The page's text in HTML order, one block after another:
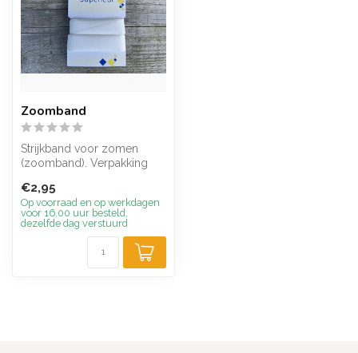
Zoomband
Strijkband voor zomen
(zoomband). Verpakking
€2,95
Op voorraad en op werkdagen
voor 16.00 uur besteld,
dezelfde dag verstuurd